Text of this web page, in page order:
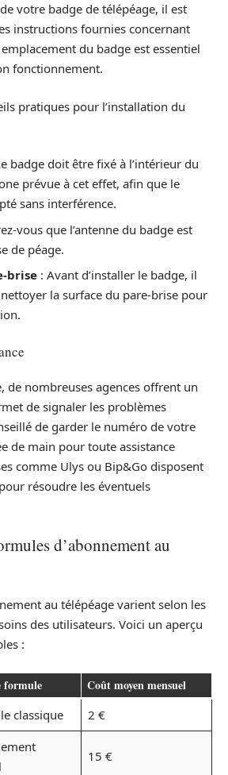
votre badge de télépéage, il est
instructions fournies concernant
du badge est essentiel
fonctionnement.
pratiques pour l’installation du
badge doit être fixé à l’intérieur du
prévue à cet effet, afin que le
sans interférence.
vous que l’antenne du badge est
de péage.
brise : Avant d’installer le badge, il
la surface du pare-brise pour
de nombreuses agences offrent un
de signaler les problèmes
de garder le numéro de votre
de main pour toute assistance
comme Ulys ou Bip&Go disposent
résoudre les éventuels
d’abonnement au
au télépéage varient selon les
des utilisateurs. Voici un aperçu
:
formule Coût moyen mensuel
classique 2 €
15 €